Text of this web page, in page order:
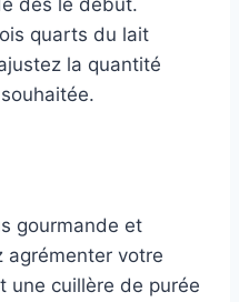
quarts du lait
la quantité
gourmande et
agrémenter votre
une cuillère de purée